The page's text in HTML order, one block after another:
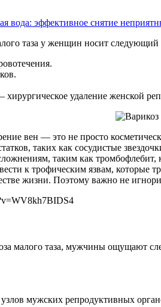
вода: эффективное снятие
таза у женщин носит следующий
хирургическое удаление женской
вен — это не просто
таких как сосудистые
таким как тромбофлебит,
к трофическим язвам,
жизни. Поэтому важно не
малого таза, мужчины ощущают
мужских репродуктивных